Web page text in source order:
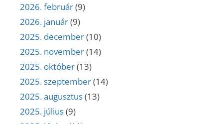
2026. február(9)
2026. január(9)
2025. december(10)
2025. november(14)
2025. október(13)
2025. szeptember(14)
2025. augusztus(13)
2025. július(9)